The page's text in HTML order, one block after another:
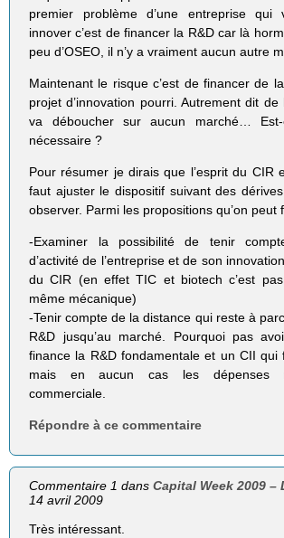
premier problème d’une entreprise qui
innover c’est de financer la R&D car là
peu d’OSEO, il n’y a vraiment aucun autre
Maintenant le risque c’est de financer de
projet d’innovation pourri. Autrement dit
va déboucher sur aucun marché…
nécessaire ?
Pour résumer je dirais que l’esprit du CIR
faut ajuster le dispositif suivant des
observer. Parmi les propositions qu’on peut
-Examiner la possibilité de tenir
d’activité de l’entreprise et de son
du CIR (en effet TIC et biotech c’est
même mécanique)
-Tenir compte de la distance qui reste à
R&D jusqu’au marché. Pourquoi pas
finance la R&D fondamentale et un CII qui
mais en aucun cas les dépenses
commerciale.
Répondre à ce commentaire
Commentaire 1 dansCapital Week 2009 –
14 avril 2009
Très intéressant.